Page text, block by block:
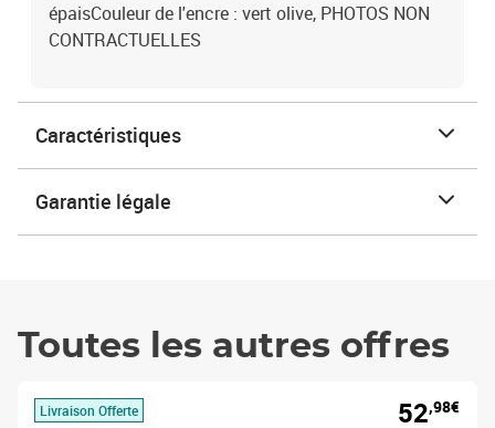
épaisCouleur de l'encre : vert olive, PHOTOS NON
CONTRACTUELLES
Caractéristiques
Garantie légale
Toutes les autres offres
Livraison Offerte 52,98€